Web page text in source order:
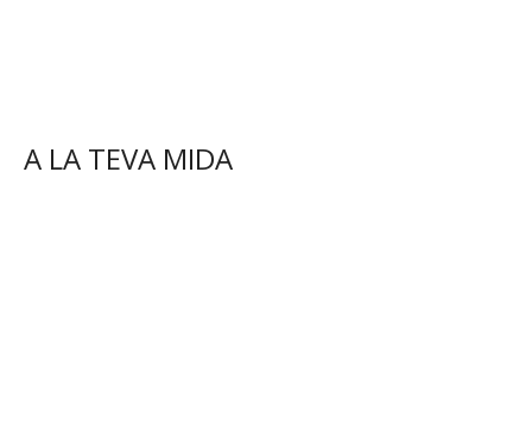
A LA TEVA MIDA